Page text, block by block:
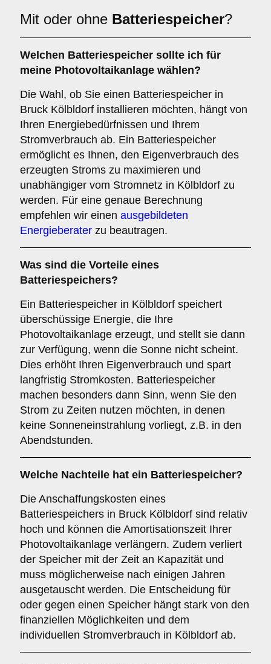
Mit oder ohne Batteriespeicher?
Welchen Batteriespeicher sollte ich für
meine Photovoltaikanlage wählen?
Die Wahl, ob Sie einen Batteriespeicher in
Bruck Kölbldorf installieren möchten, hängt von
Ihren Energiebedürfnissen und Ihrem
Stromverbrauch ab. Ein Batteriespeicher
ermöglicht es Ihnen, den Eigenverbrauch des
erzeugten Stroms zu maximieren und
unabhängiger vom Stromnetz in Kölbldorf zu
werden. Für eine genaue Berechnung
empfehlen wir einen ausgebildeten
Energieberater zu beautragen.
Was sind die Vorteile eines
Batteriespeichers?
Ein Batteriespeicher in Kölbldorf speichert
überschüssige Energie, die Ihre
Photovoltaikanlage erzeugt, und stellt sie dann
zur Verfügung, wenn die Sonne nicht scheint.
Dies erhöht Ihren Eigenverbrauch und spart
langfristig Stromkosten. Batteriespeicher
machen besonders dann Sinn, wenn Sie den
Strom zu Zeiten nutzen möchten, in denen
keine Sonneneinstrahlung vorliegt, z.B. in den
Abendstunden.
Welche Nachteile hat ein Batteriespeicher?
Die Anschaffungskosten eines
Batteriespeichers in Bruck Kölbldorf sind relativ
hoch und können die Amortisationszeit Ihrer
Photovoltaikanlage verlängern. Zudem verliert
der Speicher mit der Zeit an Kapazität und
muss möglicherweise nach einigen Jahren
ausgetauscht werden. Die Entscheidung für
oder gegen einen Speicher hängt stark von den
finanziellen Möglichkeiten und dem
individuellen Stromverbrauch in Kölbldorf ab.